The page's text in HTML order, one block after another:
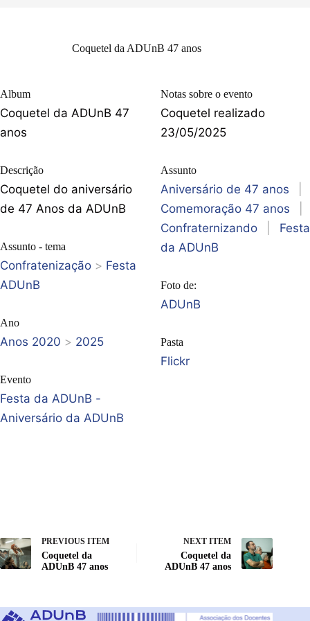
Coquetel da ADUnB 47 anos
Album
Coquetel da ADUnB 47
anos
Descrição
Coquetel do aniversário
de 47 Anos da ADUnB
Assunto - tema
Confratenização > Festa
ADUnB
Ano
Anos 2020 > 2025
Evento
Festa da ADUnB -
Aniversário da ADUnB
Notas sobre o evento
Coquetel realizado
23/05/2025
Assunto
Aniversário de 47 anos
Comemoração 47 anos
Confraternizando
Festa
da ADUnB
Foto de:
ADUnB
Pasta
Flickr
PREVIOUS ITEM
Coquetel da
ADUnB 47 anos
NEXT ITEM
Coquetel da
ADUnB 47 anos